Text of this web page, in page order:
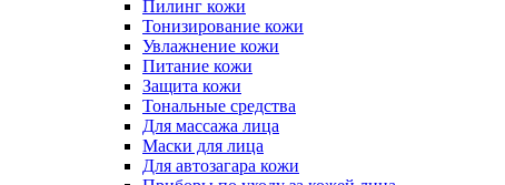
Пилинг кожи
Тонизирование кожи
Увлажнение кожи
Питание кожи
Защита кожи
Тональные средства
Для массажа лица
Маски для лица
Для автозагара кожи